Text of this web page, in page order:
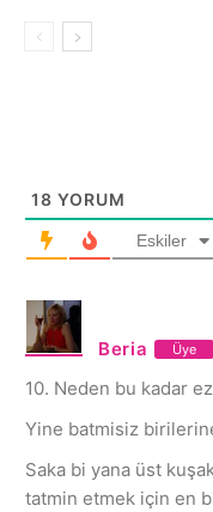
18 YORUM
Eskiler
Beria Üye
10. Neden bu kadar
Yine batmisiz
Saka bi yana üst
tatmin etmek için en